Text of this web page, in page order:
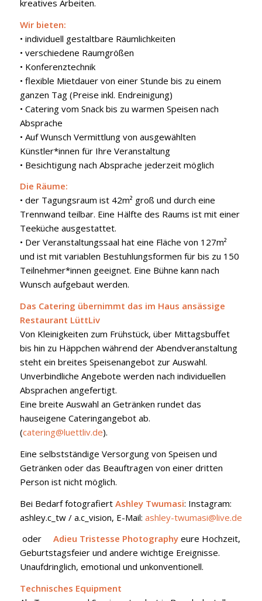
kreatives Arbeiten.
Wir bieten:
• individuell gestaltbare Räumlichkeiten
• verschiedene Raumgrößen
• Konferenztechnik
• flexible Mietdauer von einer Stunde bis zu einem
ganzen Tag (Preise inkl. Endreinigung)
• Catering vom Snack bis zu warmen Speisen nach
Absprache
• Auf Wunsch Vermittlung von ausgewählten
Künstler*innen für Ihre Veranstaltung
• Besichtigung nach Absprache jederzeit möglich
Die Räume:
• der Tagungsraum ist 42m² groß und durch eine
Trennwand teilbar. Eine Hälfte des Raums ist mit einer
Teeküche ausgestattet.
• Der Veranstaltungssaal hat eine Fläche von 127m²
und ist mit variablen Bestuhlungsformen für bis zu 150
Teilnehmer*innen geeignet. Eine Bühne kann nach
Wunsch aufgebaut werden.
Das Catering übernimmt das im Haus ansässige
Restaurant LüttLiv
Von Kleinigkeiten zum Frühstück, über Mittagsbuffet
bis hin zu Häppchen während der Abendveranstaltung
steht ein breites Speisenangebot zur Auswahl.
Unverbindliche Angebote werden nach individuellen
Absprachen angefertigt.
Eine breite Auswahl an Getränken rundet das
hauseigene Cateringangebot ab.
(catering@luettliv.de).
Eine selbstständige Versorgung von Speisen und
Getränken oder das Beauftragen von einer dritten
Person ist nicht möglich.
Bei Bedarf fotografiert Ashley Twumasi: Instagram:
ashley.c_tw / a.c_vision, E-Mail: ashley-twumasi@live.de
oder
Adieu Tristesse Photographyeure Hochzeit,
Geburtstagsfeier und andere wichtige Ereignisse.
Unaufdringlich, emotional und unkonventionell.
Technisches Equipment